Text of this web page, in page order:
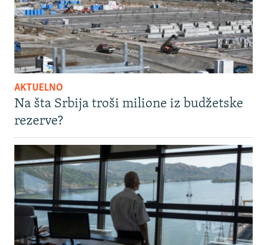
AKTUELNO
Na šta Srbija troši milione iz budžetske
rezerve?